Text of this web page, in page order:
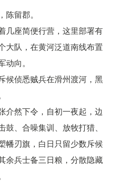
留郡。
几座简便行营，这里部署有
大队，在黄河泛道南线布置
向。
候侦悉贼兵在滑州渡河，黑
介然下令，自初一夜起，边
、合噪集训、放牧打猎、
幡刃旗，白日只留少数斥候
余兵士备三日粮，分散隐藏